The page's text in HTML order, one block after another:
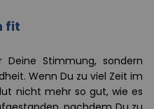
fit
Stimmung, sondern
Wenn Du zu viel Zeit im
nicht mehr so gut, wie es